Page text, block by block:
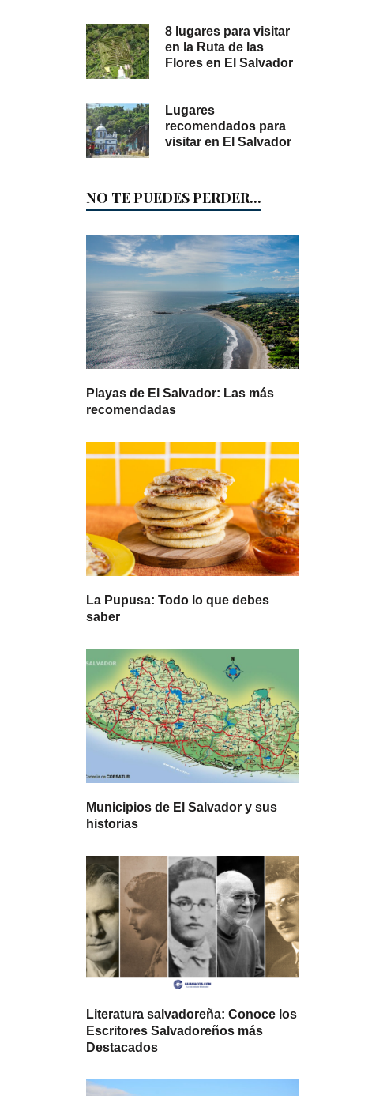
8 lugares para visitar
en la Ruta de las
Flores en El Salvador
Lugares
recomendados para
visitar en El Salvador
NO TE PUEDES PERDER...
Playas de El Salvador: Las más
recomendadas
La Pupusa: Todo lo que debes
saber
Municipios de El Salvador y sus
historias
Literatura salvadoreña: Conoce los
Escritores Salvadoreños más
Destacados